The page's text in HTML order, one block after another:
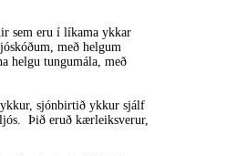
sem eru í líkama ykkar
með helgum
helgu tungumála, með
sjónbirtið ykkur sjálf
Þið eruð kærleiksverur,